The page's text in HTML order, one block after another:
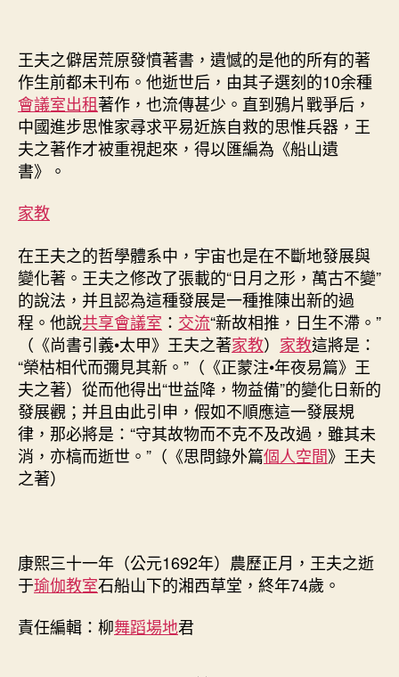
王夫之僻居荒原發憤著書，遺憾的是他的所有的著
作生前都未刊布。他逝世后，由其子選刻的10余種
會議室出租著作，也流傳甚少。直到鴉片戰爭后，
中國進步思惟家尋求平易近族自救的思惟兵器，王
夫之著作才被重視起來，得以匯編為《船山遺
書》。
家教
在王夫之的哲學體系中，宇宙也是在不斷地發展與
變化著。王夫之修改了張載的“日月之形，萬古不變”
的說法，并且認為這種發展是一種推陳出新的過
程。他說共享會議室 ： 交流“新故相推，日生不滯。”
（《尚書引義•太甲》王夫之著家教） 家教這將是：
“榮枯相代而彌見其新。”（《正蒙注•年夜易篇》王
夫之著）從而他得出“世益降，物益備”的變化日新的
發展觀；并且由此引申，假如不順應這一發展規
律，那必將是：“守其故物而不克不及改過，雖其未
消，亦槁而逝世。”（《思問錄外篇個人空間》王夫
之著）
康熙三十一年（公元1692年）農歷正月，王夫之逝
于瑜伽教室石船山下的湘西草堂，終年74歲。
責任編輯：柳舞蹈場地君